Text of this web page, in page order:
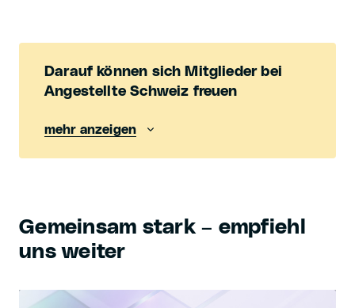
Darauf können sich Mitglieder bei
Angestellte Schweiz freuen
mehr anzeigen
Gemeinsam stark – empfiehl
uns weiter